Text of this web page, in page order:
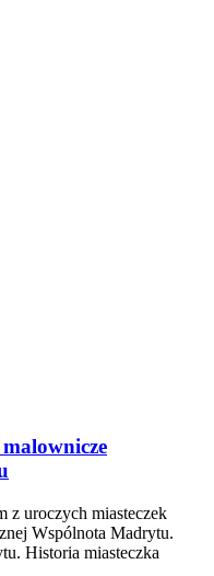
z uroczych miasteczek
Wspólnota Madrytu.
Historia miasteczka